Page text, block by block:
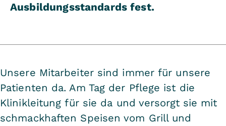
Ausbildungsstandards fest.
Unsere Mitarbeiter sind immer für unsere
Patienten da. Am Tag der Pflege ist die
Klinikleitung für sie da und versorgt sie mit
schmackhaften Speisen vom Grill und